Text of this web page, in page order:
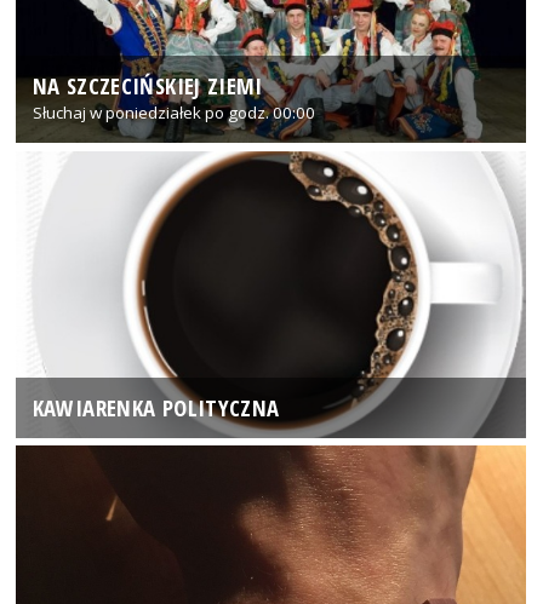
NA SZCZECIŃSKIEJ ZIEMI
Słuchaj w poniedziałek po godz. 00:00
KAWIARENKA POLITYCZNA